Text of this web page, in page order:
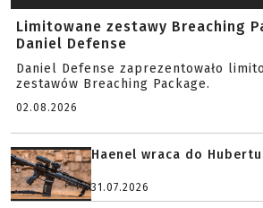
Limitowane zestawy Breaching
Daniel Defense
Daniel Defense zaprezentowało
zestawów Breaching Package.
02.08.2026
Haenel wraca do
31.07.2026